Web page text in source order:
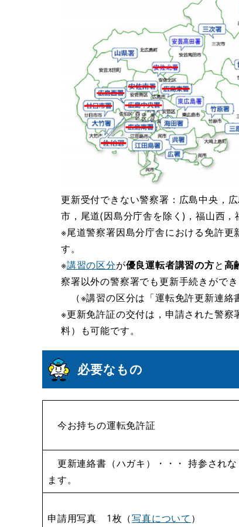
更新受付できない警察署：広島中央，
市，尾道(因島分庁舎を除く)，福山西，
※尾道警察署因島分庁舎における免許更
す。
※講習の区分が優良運転者講習の方と高
察署以外の警察署でも更新手続きができ
（※講習の区分は「運転免許更新連
※更新免許証の交付は，申請された警
料）も可能です。
必要なもの
今お持ちの運転免許証
更新連絡書（ハガキ）・・・ 持参され
ます。
申請用写真 1枚（写真について ）